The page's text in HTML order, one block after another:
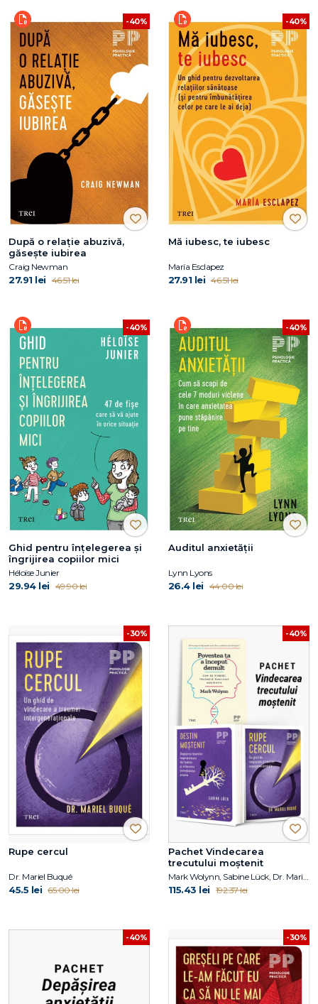
-40%
După o relație abuzivă,
găsește iubirea
Craig Newman
27.91 lei 46.51 lei
-40%
Mă iubesc, te iubesc
María Esclapez
27.91 lei 46.51 lei
-40%
Ghid pentru înțelegerea și
îngrijirea copiilor mici
Héloïse Junier
29.94 lei 49.90 lei
-40%
Auditul anxietății
Lynn Lyons
26.4 lei 44.00 lei
-30%
Rupe cercul
Dr. Mariel Buqué
45.5 lei 65.00 lei
-40%
Pachet Vindecarea
trecutului moștenit
115.43 lei 192.37 lei
-40% -30%